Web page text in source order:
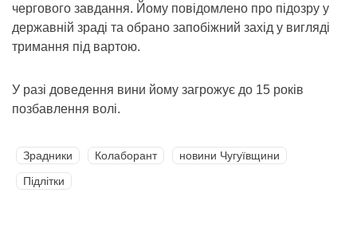
чергового завдання. Йому повідомлено про підозру у
державній зраді та обрано запобіжний захід у вигляді
тримання під вартою.
У разі доведення вини йому загрожує до 15 років
позбавлення волі.
Зрадники Колаборант
новини Чугуївщини
Підлітки